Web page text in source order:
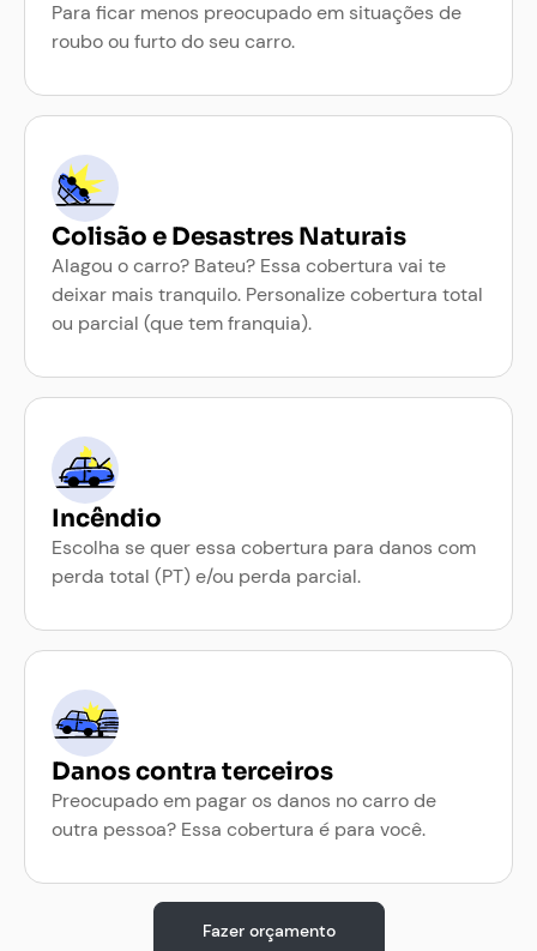
Para ficar menos preocupado em situações de
roubo ou furto do seu carro.
Colisão e Desastres Naturais
Alagou o carro? Bateu? Essa cobertura vai te
deixar mais tranquilo. Personalize cobertura total
ou parcial (que tem franquia).
Incêndio
Escolha se quer essa cobertura para danos com
perda total (PT) e/ou perda parcial.
Danos contra terceiros
Preocupado em pagar os danos no carro de
outra pessoa? Essa cobertura é para você.
Fazer orçamento